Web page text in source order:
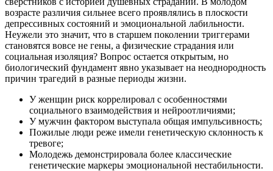
возрасте различия сильнее всего проявлялись в плоскости
депрессивных состояний и эмоциональной лабильности.
Неужели это значит, что в старшем поколении триггерами
становятся вовсе не гены, а физические страдания или
социальная изоляция? Вопрос остается открытым, но
биологический фундамент явно указывает на неоднородность
причин трагедий в разные периоды жизни.
У женщин риск коррелировал с особенностями
социального взаимодействия и нейроотличиями;
У мужчин фактором выступала общая импульсивность;
Пожилые люди реже имели генетическую склонность к
тревоге;
Молодежь демонстрировала более классические
генетические маркеры эмоциональной нестабильности.